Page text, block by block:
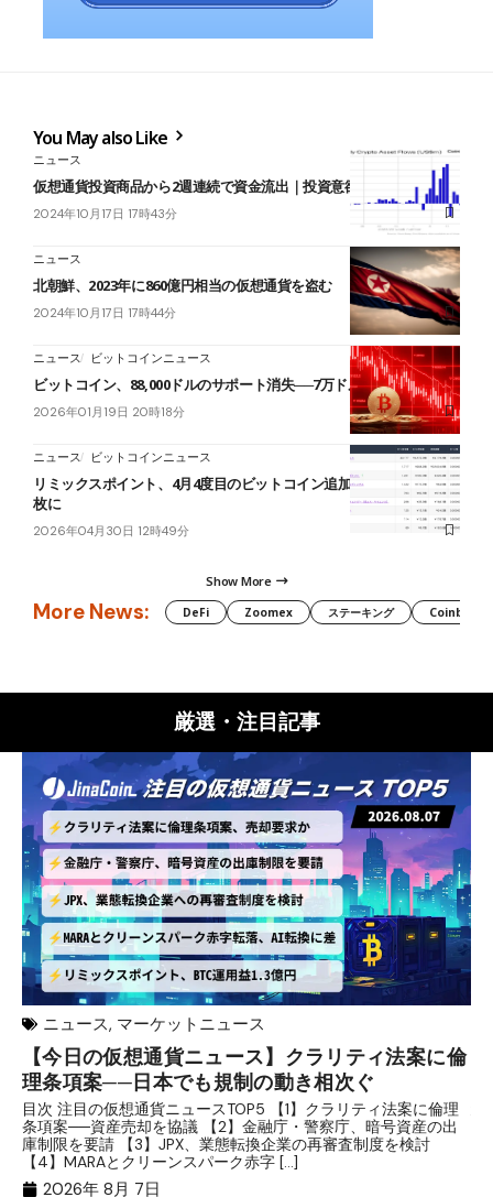
You May also Like
ニュース
仮想通貨投資商品から2週連続で資金流出｜投資意欲が減退気味
2024年10月17日 17時43分
ニュース
北朝鮮、2023年に860億円相当の仮想通貨を盗む
2024年10月17日 17時44分
ニュース ビットコインニュース
ビットコイン、88,000ドルのサポート消失──7万ドル急落リスクも
2026年01月19日 20時18分
ニュース ビットコインニュース
リミックスポイント、4月4度目のビットコイン追加購入──保有1,491
枚に
2026年04月30日 12時49分
Show More
More News: DeFi Zoomex ステーキング Coinbase
厳選・注目記事
ニュース, マーケットニュース
【今日の仮想通貨ニュース】クラリティ法案に倫
理条項案──日本でも規制の動き相次ぐ
目次 注目の仮想通貨ニュースTOP5 【1】クラリティ法案に倫理
条項案──資産売却を協議 【2】金融庁・警察庁、暗号資産の出
庫制限を要請 【3】JPX、業態転換企業の再審査制度を検討
【4】MARAとクリーンスパーク赤字 […]
2026年 8月 7日